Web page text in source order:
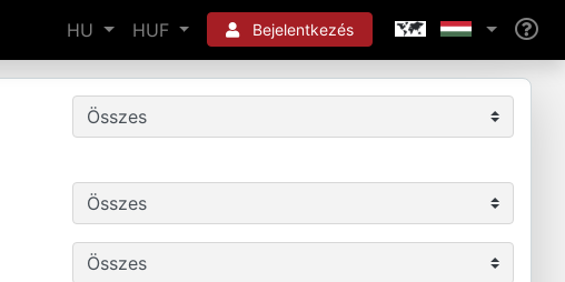
HU HUF Bejelentkezés